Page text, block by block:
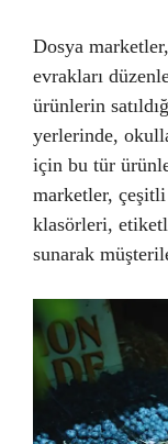
Dosya
evrakları
ürünlerin
yerlerinde,
için bu tür
marketler,
klasörleri,
sunarak